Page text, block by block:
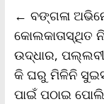
o
o
k
e
r
A
p
p
← ବଙ୍ଗଳା
କୋଲକାତାସ୍ଥିତ
ଉଦ୍ଧାର,
କି ଘରୁ ମିଳିନି
ପାଇଁ ପଠାଇ